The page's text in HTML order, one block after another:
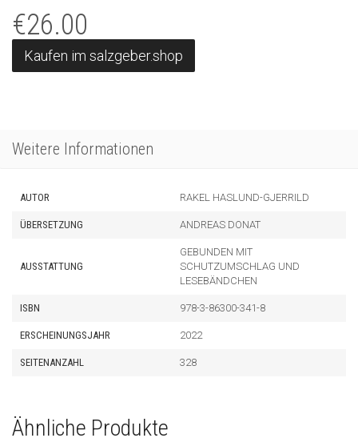
€26.00
Kaufen im salzgeber.shop
Weitere Informationen
AUTOR RAKEL HASLUND-GJERRILD
ÜBERSETZUNG ANDREAS DONAT
AUSSTATTUNG
GEBUNDEN MIT
SCHUTZUMSCHLAG UND
LESEBÄNDCHEN
ISBN 978-3-86300-341-8
ERSCHEINUNGSJAHR 2022
SEITENANZAHL 328
Ähnliche Produkte